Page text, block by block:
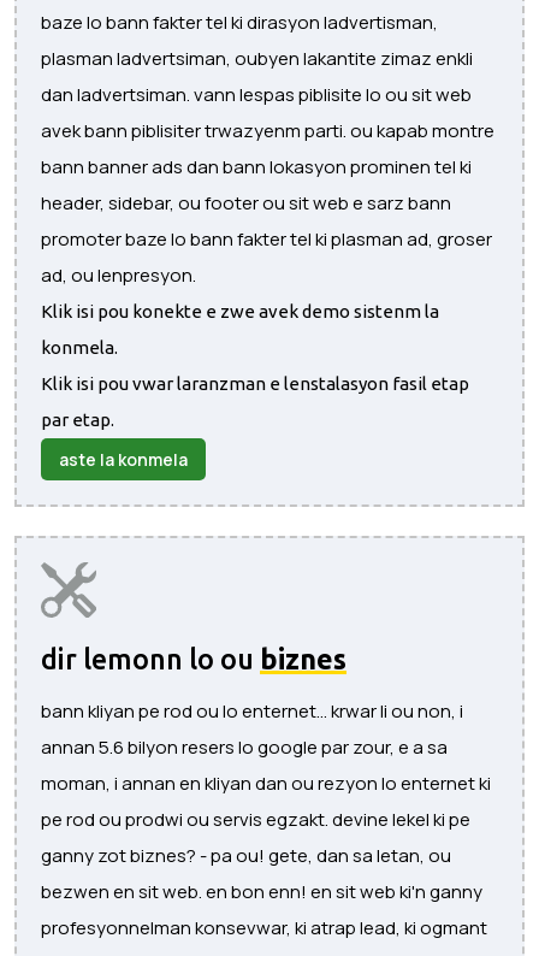
baze lo bann fakter tel ki dirasyon ladvertisman,
plasman ladvertsiman, oubyen lakantite zimaz enkli
dan ladvertsiman. vann lespas piblisite lo ou sit web
avek bann piblisiter trwazyenm parti. ou kapab montre
bann banner ads dan bann lokasyon prominen tel ki
header, sidebar, ou footer ou sit web e sarz bann
promoter baze lo bann fakter tel ki plasman ad, groser
ad, ou lenpresyon.
Klik isi pou konekte e zwe avek demo sistenm la
konmela.
Klik isi pou vwar laranzman e lenstalasyon fasil etap
par etap.
aste la konmela
dir lemonn lo ou biznes
bann kliyan pe rod ou lo enternet... krwar li ou non, i
annan 5.6 bilyon resers lo google par zour, e a sa
moman, i annan en kliyan dan ou rezyon lo enternet ki
pe rod ou prodwi ou servis egzakt. devine lekel ki pe
ganny zot biznes? - pa ou! gete, dan sa letan, ou
bezwen en sit web. en bon enn! en sit web ki'n ganny
profesyonnelman konsevwar, ki atrap lead, ki ogmant